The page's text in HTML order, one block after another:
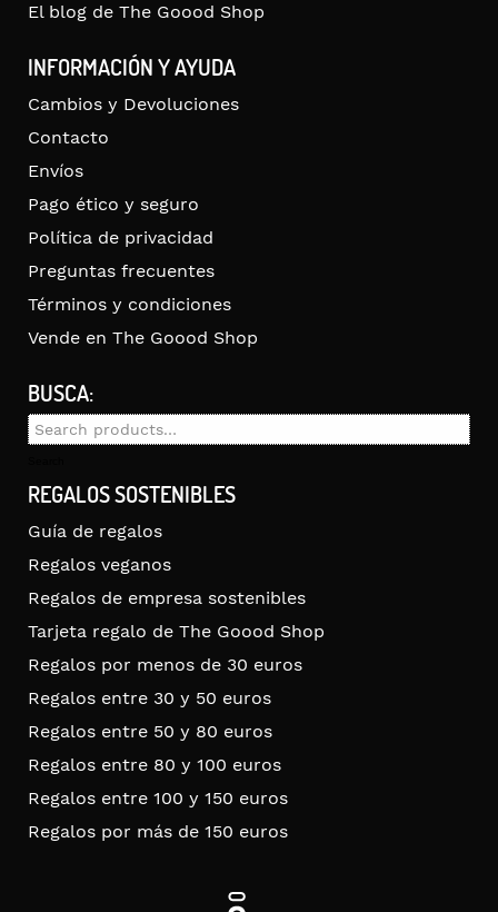
El blog de The Goood Shop
INFORMACIÓN Y AYUDA
Cambios y Devoluciones
Contacto
Envíos
Pago ético y seguro
Política de privacidad
Preguntas frecuentes
Términos y condiciones
Vende en The Goood Shop
BUSCA:
Search
REGALOS SOSTENIBLES
Guía de regalos
Regalos veganos
Regalos de empresa sostenibles
Tarjeta regalo de The Goood Shop
Regalos por menos de 30 euros
Regalos entre 30 y 50 euros
Regalos entre 50 y 80 euros
Regalos entre 80 y 100 euros
Regalos entre 100 y 150 euros
Regalos por más de 150 euros